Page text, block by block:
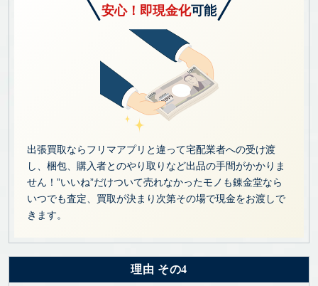
安心！即現金化可能
出張買取ならフリマアプリと違って宅配業者への受け渡
し、梱包、購入者とのやり取りなど出品の手間がかかりま
せん！”いいね”だけついて売れなかったモノも錬金堂なら
いつでも査定、買取が決まり次第その場で現金をお渡しで
きます。
理由 その4